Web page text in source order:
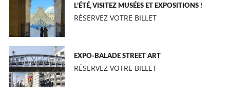
L’ÉTÉ, VISITEZ MUSÉES ET EXPOSITIONS !
RÉSERVEZ VOTRE BILLET
EXPO-BALADE STREET ART
RÉSERVEZ VOTRE BILLET